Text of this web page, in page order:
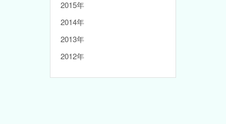
2015年
2014年
2013年
2012年